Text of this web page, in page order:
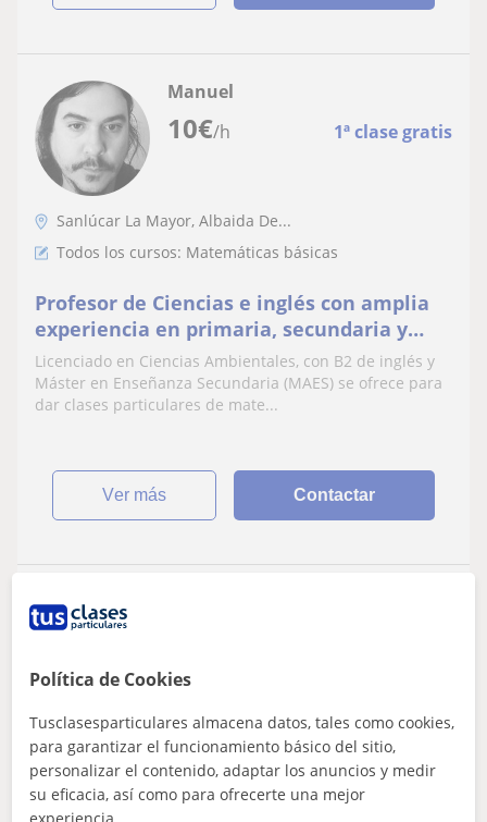
10€/h 1ª clase gratis
Manuel
Sanlúcar La Mayor, Albaida De...
Todos los cursos: Matemáticas básicas
Profesor de Ciencias e inglés con amplia
experiencia en primaria, secundaria y
bachillerato
Licenciado en Ciencias Ambientales, con B2 de inglés y
Máster en Enseñanza Secundaria (MAES) se ofrece para
dar clases particulares de mate...
ver más Contactar
Sanlúcar La Mayor
Todos los cursos
Licenciada en geografía e historia
Política de Cookies
Tusclasesparticulares almacena datos, tales como cookies,
para garantizar el funcionamiento básico del sitio,
personalizar el contenido, adaptar los anuncios y medir
su eficacia, así como para ofrecerte una mejor
experiencia.